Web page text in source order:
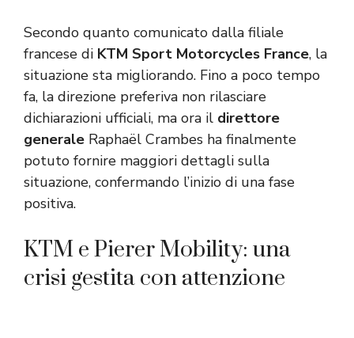
Secondo quanto comunicato dalla filiale
francese di KTM Sport Motorcycles France, la
situazione sta migliorando. Fino a poco tempo
fa, la direzione preferiva non rilasciare
dichiarazioni ufficiali, ma ora il direttore
generale Raphaël Crambes ha finalmente
potuto fornire maggiori dettagli sulla
situazione, confermando l’inizio di una fase
positiva.
KTM e Pierer Mobility: una
crisi gestita con attenzione